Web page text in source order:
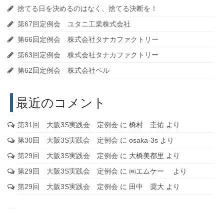
捨てる日を決めるのはなく、捨てる決断を！
第67回定例会 ユタニ工業株式会社
第66回定例会 株式会社タナカファクトリー
第63回定例会 株式会社タナカファクトリー
第62回定例会 株式会社ベル
最近のコメント
第31回 大阪3S実践会 定例会 に 橋村 圭佑 より
第30回 大阪3S実践会 定例会 に osaka-3s より
第29回 大阪3S実践会 定例会 に 大橋美都里 より
第29回 大阪3S実践会 定例会 に ㈱エムケー
より
第29回 大阪3S実践会 定例会 に 田中 奨大 より